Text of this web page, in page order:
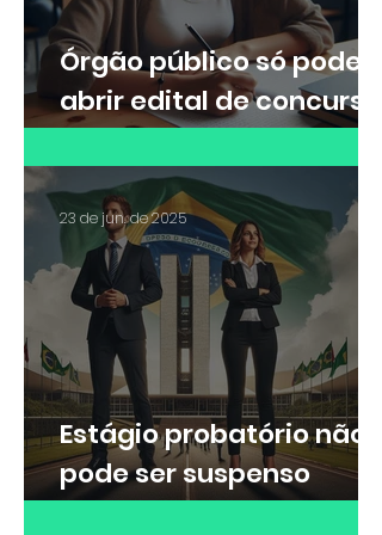
Órgão público só pode
abrir edital de concurso
externo após concurso
de remoção interno
Estágio probatório não
pode ser suspenso
durante período de
23 de jun. de 2025